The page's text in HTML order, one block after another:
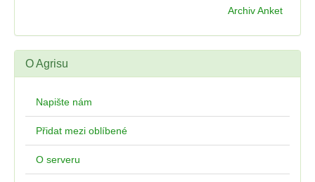
Archiv Anket
O Agrisu
Napište nám
Přidat mezi oblíbené
O serveru